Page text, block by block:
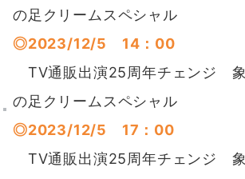
の足クリームスペシャル
◎2023/12/5 14：00
TV通販出演25周年チェンジ 象
の足クリームスペシャル
◎2023/12/5 17：00
TV通販出演25周年チェンジ 象